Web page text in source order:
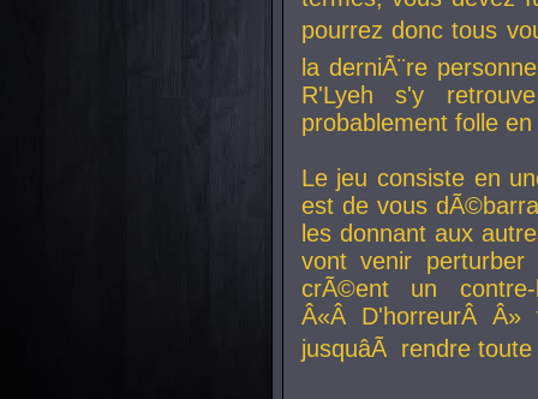
pourrez donc tous
la derniÃ¨re
R'Lyeh s'y
probablement folle
Le jeu consiste en
est de vous
les donnant aux
vont venir perturber
crÃ©ent un
Â«Â D'horreurÂ
jusquâÃ rendre